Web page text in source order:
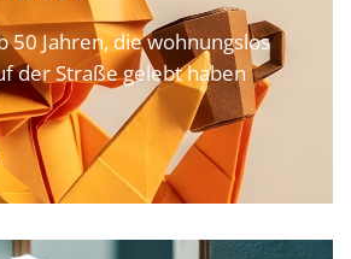
50 Jahren, die wohnungslos
der Straße gelebt haben